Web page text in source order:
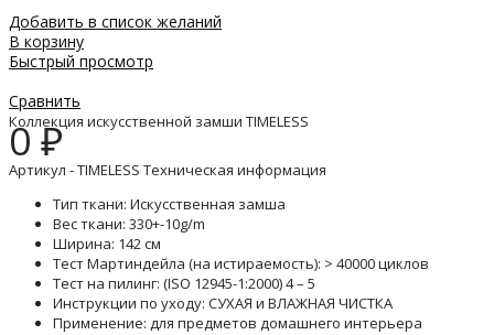
Добавить в список желаний
В корзину
Быстрый просмотр
Сравнить
Коллекция искусственной замши TIMELESS
0₽
Артикул - TIMELESS Техническая информация
Тип ткани: Искусственная замша
Вес ткани: 330+-10g/m
Ширина: 142 см
Тест Мартиндейла (на истираемость): > 40000 циклов
Тест на пилинг: (ISO 12945-1:2000) 4 – 5
Инструкции по уходу: СУХАЯ и ВЛАЖНАЯ ЧИСТКА
Применение: для предметов домашнего интерьера